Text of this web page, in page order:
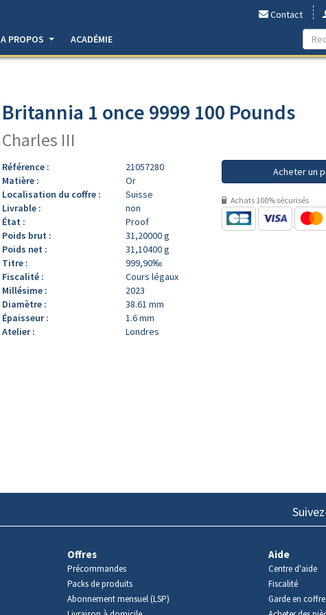
Contact
A PROPOS ACADÉMIE
Britannia 1 once 9999 100 Pounds
Charles III
Référence :
21057280
Matière :
Or
Localisation du coffre :
Suisse
Livrable :
non
État :
Proof
Poids brut :
31,20000 g
Poids net :
31,10400 g
Titre :
999,90‰
Fiscalité :
Cours légaux
Millésime :
2023
Diamètre :
38.61 mm
Épaisseur :
1.6 mm
Atelier :
Londres
Acheter un
Achats 100% sécurisés
Offres
Précommandes
Packs de produits
Abonnement mensuel (LSP)
Aide
Centre d'aide
Fiscalité
Garde en